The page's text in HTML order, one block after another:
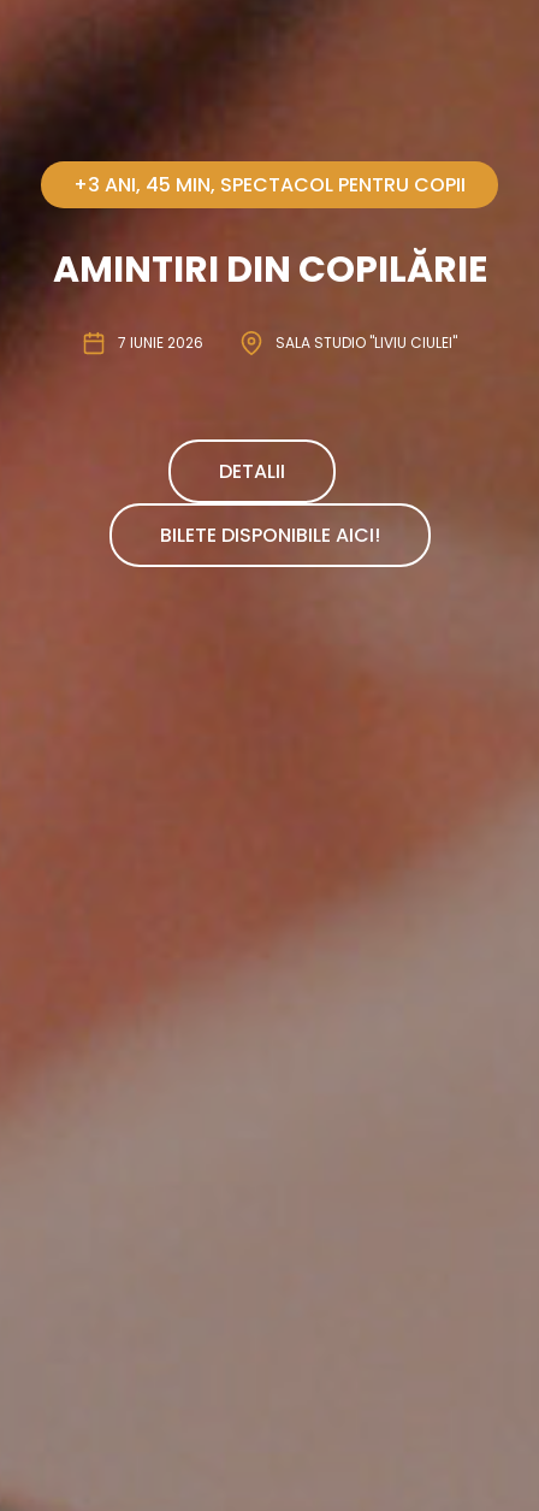
+3 ANI 45 MIN SPECTACOL PENTRU COPII
AMINTIRI DIN COPILĂRIE
7 IUNIE 2026 SALA STUDIO "LIVIU CIULEI"
DETALII
BILETE DISPONIBILE AICI!